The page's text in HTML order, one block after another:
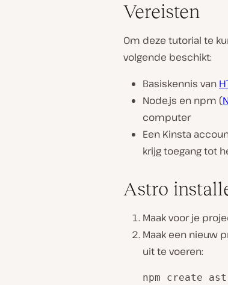
Vereisten
Om deze tutorial te
volgende beschikt:
Basiskennis van
Node.js en npm (
computer
Een Kinsta
krijg toegang tot
Astro
Maak voor je
Maak een nieuw
uit te voeren:
npm create